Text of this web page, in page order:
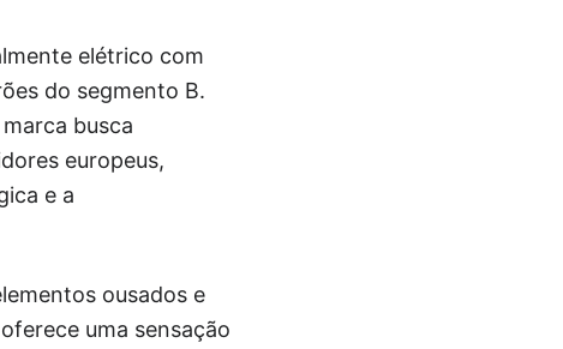
elétrico com
do segmento B.
busca
europeus,
e a
ousados e
uma sensação